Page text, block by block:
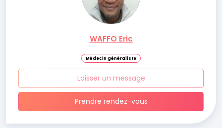
WAFFO Eric
Médecin généraliste
Laisser un message
Prendre rendez-vous